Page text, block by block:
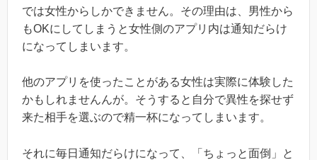
では女性からしかできません。その理由は、男性から
もOKにしてしまうと女性側のアプリ内は通知だらけ
になってしまいます。
他のアプリを使ったことがある女性は実際に体験した
かもしれませんんが。そうすると自分で異性を探せず
来た相手を選ぶので精一杯になってしまいます。
それに毎日通知だらけになって、「ちょっと面倒」と